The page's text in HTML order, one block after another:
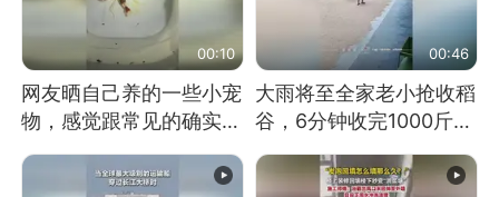
00:10
网友晒自己养的一些小宠
物，感觉跟常见的确实有
些不一样
00:46
大雨将至全家老小抢收稻
谷，6分钟收完1000斤，
没有一个人掉链子